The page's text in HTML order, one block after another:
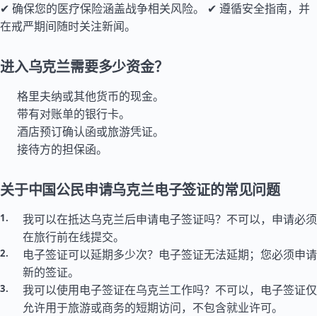
✔ 确保您的医疗保险涵盖战争相关风险。 ✔ 遵循安全指南，并
在戒严期间随时关注新闻。
进入乌克兰需要多少资金？
格里夫纳或其他货币的现金。
带有对账单的银行卡。
酒店预订确认函或旅游凭证。
接待方的担保函。
关于中国公民申请乌克兰电子签证的常见问题
我可以在抵达乌克兰后申请电子签证吗？不可以，申请必须
在旅行前在线提交。
电子签证可以延期多少次？电子签证无法延期；您必须申请
新的签证。
我可以使用电子签证在乌克兰工作吗？不可以，电子签证仅
允许用于旅游或商务的短期访问，不包含就业许可。